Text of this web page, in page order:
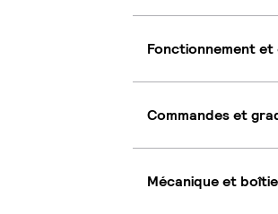
Fonctionnement
Commandes et
Mécanique et